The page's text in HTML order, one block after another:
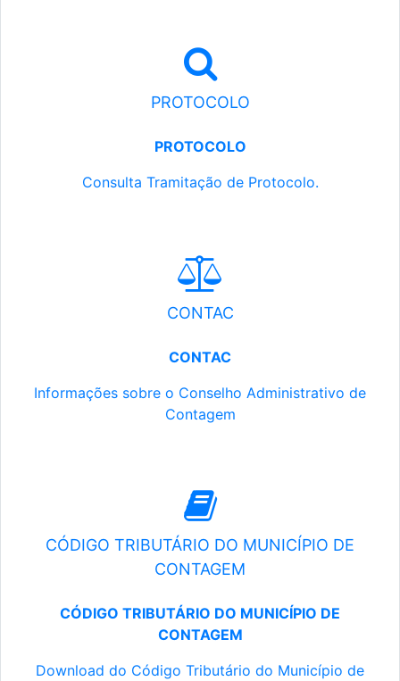
PROTOCOLO
PROTOCOLO
Consulta Tramitação de Protocolo.
CONTAC
CONTAC
Informações sobre o Conselho Administrativo de
Contagem
CÓDIGO TRIBUTÁRIO DO MUNICÍPIO DE
CONTAGEM
CÓDIGO TRIBUTÁRIO DO MUNICÍPIO DE
CONTAGEM
Download do Código Tributário do Município de